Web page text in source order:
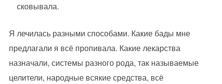
сковывала.
Я лечилась разными способами. Какие бады мне
предлагали я всё пропивала. Какие лекарства
назначали, системы разного рода, так называемые
целители, народные всякие средства, всё